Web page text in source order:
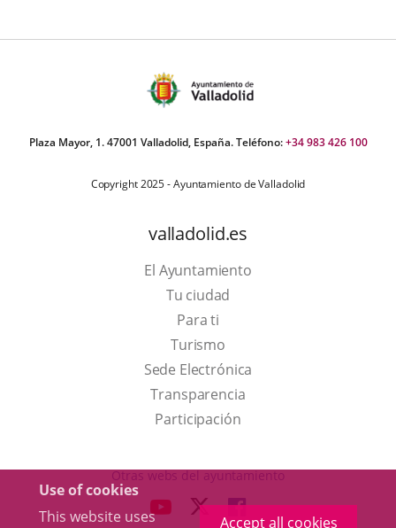
Use of cookies
This website uses
Accept all cookies
Plaza Mayor, 1. 47001 Valladolid, España. Teléfono:+34 983 426 100
Copyright 2025 - Ayuntamiento de Valladolid
valladolid.es
El Ayuntamiento
Tu ciudad
Para ti
TurismoThis
link
will
open
a
up
Sede Electrónica
Transparencia
Participación
Otras webs del ayuntamiento
LINK LINKLINK